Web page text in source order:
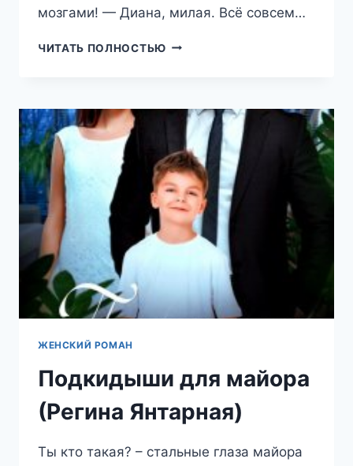
мозгами! — Диана, милая. Всё совсем…
ЧИТАТЬ ПОЛНОСТЬЮ РАЗВОД.
(РЕГИНА
ЯНТАРНАЯ)
ЖЕНСКИЙ РОМАН
Подкидыши для майора
(Регина Янтарная)
Ты кто такая? – стальные глаза майора